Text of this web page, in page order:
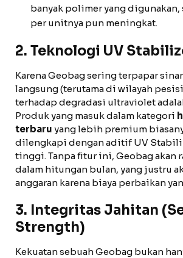
banyak polimer yang digunakan,
per unitnya pun meningkat.
2. Teknologi UV
Karena Geobag sering terpapar
langsung (terutama di wilayah
terhadap degradasi ultraviolet
Produk yang masuk dalam kategori
terbaru yang lebih premium
dilengkapi dengan aditif UV
tinggi. Tanpa fitur ini, Geobag akan
dalam hitungan bulan, yang justru
anggaran karena biaya perbaikan
3. Integritas Jahitan
Strength)
Kekuatan sebuah Geobag bukan